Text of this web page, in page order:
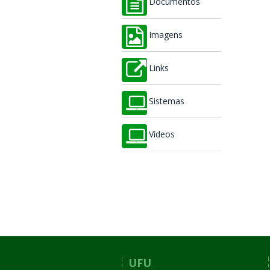
Documentos
Imagens
Links
Sistemas
Vídeos
UFU